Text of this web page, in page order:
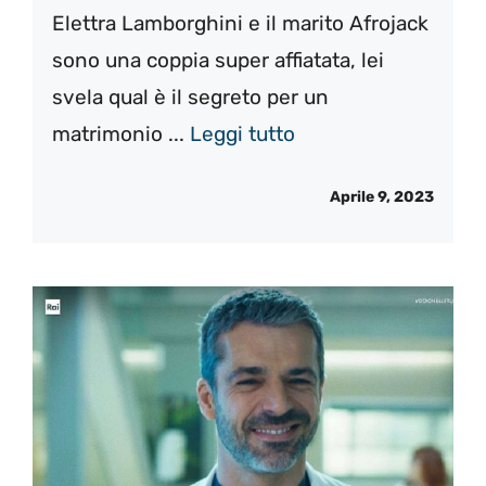
Elettra Lamborghini e il marito Afrojack
sono una coppia super affiatata, lei
svela qual è il segreto per un
matrimonio ... Leggi tutto
Aprile 9, 2023